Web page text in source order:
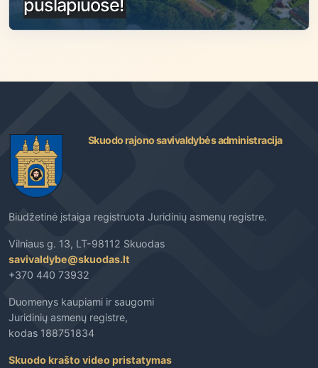
puslapiuose!
Skuodo rajono savivaldybės administracija
Biudžetinė įstaiga registruota Juridinių asmenų registre.
Vilniaus g. 13, LT-98112 Skuodas
savivaldybe@skuodas.lt
+370 440 73932
Duomenys kaupiami ir saugomi
Juridinių asmenų registre,
kodas 188751834
Skuodo krašto video pristatymas